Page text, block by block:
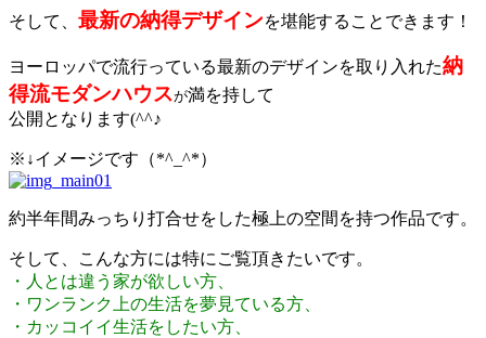
そして、 最新の納得デザインを堪能することできます！
ヨーロッパで流行っている最新のデザインを取り入れた納
得流モダンハウスが満を持して
公開となります(^^♪
※↓イメージです（*^_^*）
約半年間みっちり打合せをした極上の空間を持つ作品です。
そして、こんな方には特にご覧頂きたいです。
・人とは違う家が欲しい方、
・ワンランク上の生活を夢見ている方、
・カッコイイ生活をしたい方、